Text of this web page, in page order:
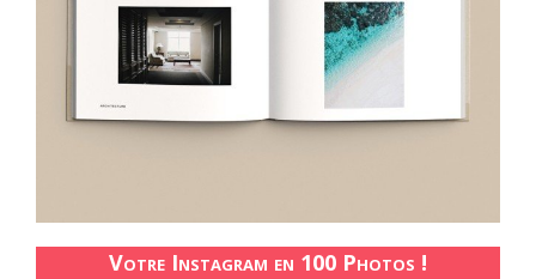
Votre Instagram en 100 Photos !